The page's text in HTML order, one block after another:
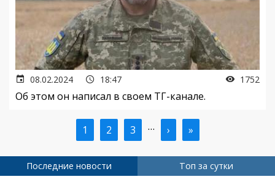
08.02.2024 18:47 1752
Об этом он написал в своем ТГ-канале.
Текущая
страница
1 Страница
2 Страница
3 … Следующая
страница
› Последняя
страница
»
Последние новости Топ за сутки